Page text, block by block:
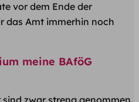
vor dem Ende der
das Amt immerhin noch
meine BAföG